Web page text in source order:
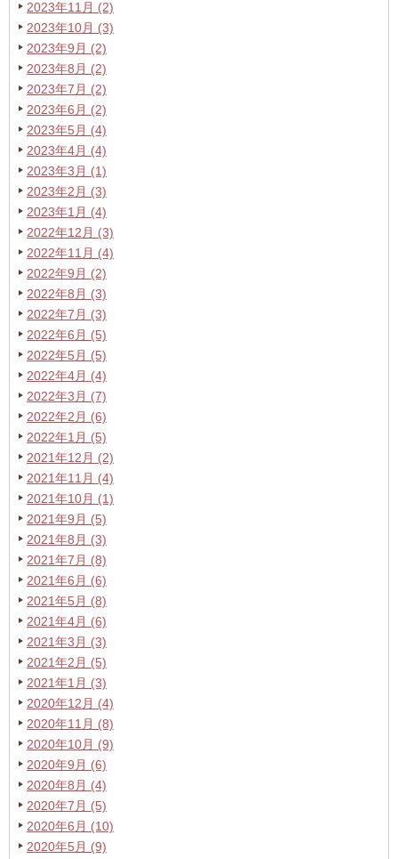
2023年11月 (2)
2023年10月 (3)
2023年9月 (2)
2023年8月 (2)
2023年7月 (2)
2023年6月 (2)
2023年5月 (4)
2023年4月 (4)
2023年3月 (1)
2023年2月 (3)
2023年1月 (4)
2022年12月 (3)
2022年11月 (4)
2022年9月 (2)
2022年8月 (3)
2022年7月 (3)
2022年6月 (5)
2022年5月 (5)
2022年4月 (4)
2022年3月 (7)
2022年2月 (6)
2022年1月 (5)
2021年12月 (2)
2021年11月 (4)
2021年10月 (1)
2021年9月 (5)
2021年8月 (3)
2021年7月 (8)
2021年6月 (6)
2021年5月 (8)
2021年4月 (6)
2021年3月 (3)
2021年2月 (5)
2021年1月 (3)
2020年12月 (4)
2020年11月 (8)
2020年10月 (9)
2020年9月 (6)
2020年8月 (4)
2020年7月 (5)
2020年6月 (10)
2020年5月 (9)